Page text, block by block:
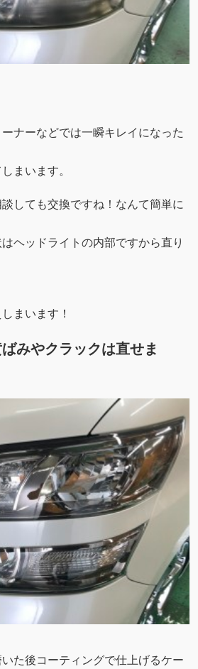
ナーなどでは一瞬キレイになった
まいます。
しても交換ですね！なんて簡単に
ヘッドライトの内部ですから直り
まいます！
みやクラックは直せま
た後コーティングで仕上げるケー